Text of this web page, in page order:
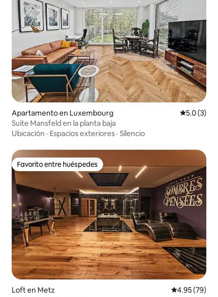
Apartamento en Luxembourg
5.0 (3)
Suite Mansfeld en la planta baja
Ubicación · Espacios exteriores · Silencio
Favorito entre huéspedes
Favorito entre huéspedes
Loft en Metz Calificación
4.95 (79)